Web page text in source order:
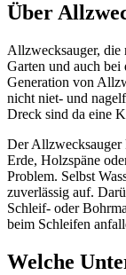
Über
Allzwecksauger, die
Garten und auch
Generation von
nicht niet- und
Dreck sind da eine
Der Allzwecksauger
Erde, Holzspäne
Problem. Selbst
zuverlässig auf.
Schleif- oder
beim Schleifen
Welche